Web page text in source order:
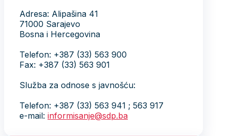
Adresa: Alipašina 41
71000 Sarajevo
Bosna i Hercegovina
Telefon: +387 (33) 563 900
Fax: +387 (33) 563 901
Služba za odnose s javnošću:
Telefon: +387 (33) 563 941 ; 563 917
e-mail: informisanje@sdp.ba